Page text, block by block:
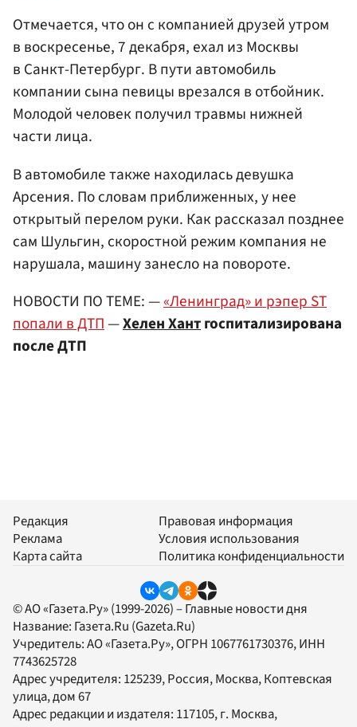
Отмечается, что он с компанией друзей утром
в воскресенье, 7 декабря, ехал из Москвы
в Санкт-Петербург. В пути автомобиль
компании сына певицы врезался в отбойник.
Молодой человек получил травмы нижней
части лица.
В автомобиле также находилась девушка
Арсения. По словам приближенных, у нее
открытый перелом руки. Как рассказал позднее
сам Шульгин, скоростной режим компания не
нарушала, машину занесло на повороте.
НОВОСТИ ПО ТЕМЕ: —«Ленинград» и рэпер ST
попали в ДТП—Хелен Хантгоспитализирована
после ДТП
Редакция
Реклама
Карта сайта
Правовая информация
Условия использования
Политика конфиденциальности
© АО «Газета.Ру» (1999-2026) – Главные новости дня
Название: Газета.Ru (Gazeta.Ru)
Учредитель:АО «Газета.Ру», ОГРН 1067761730376, ИНН
7743625728
Адрес учредителя: 125239, Россия, Москва, Коптевская
улица, дом 67
Адрес редакции и издателя: 117105, г. Москва,